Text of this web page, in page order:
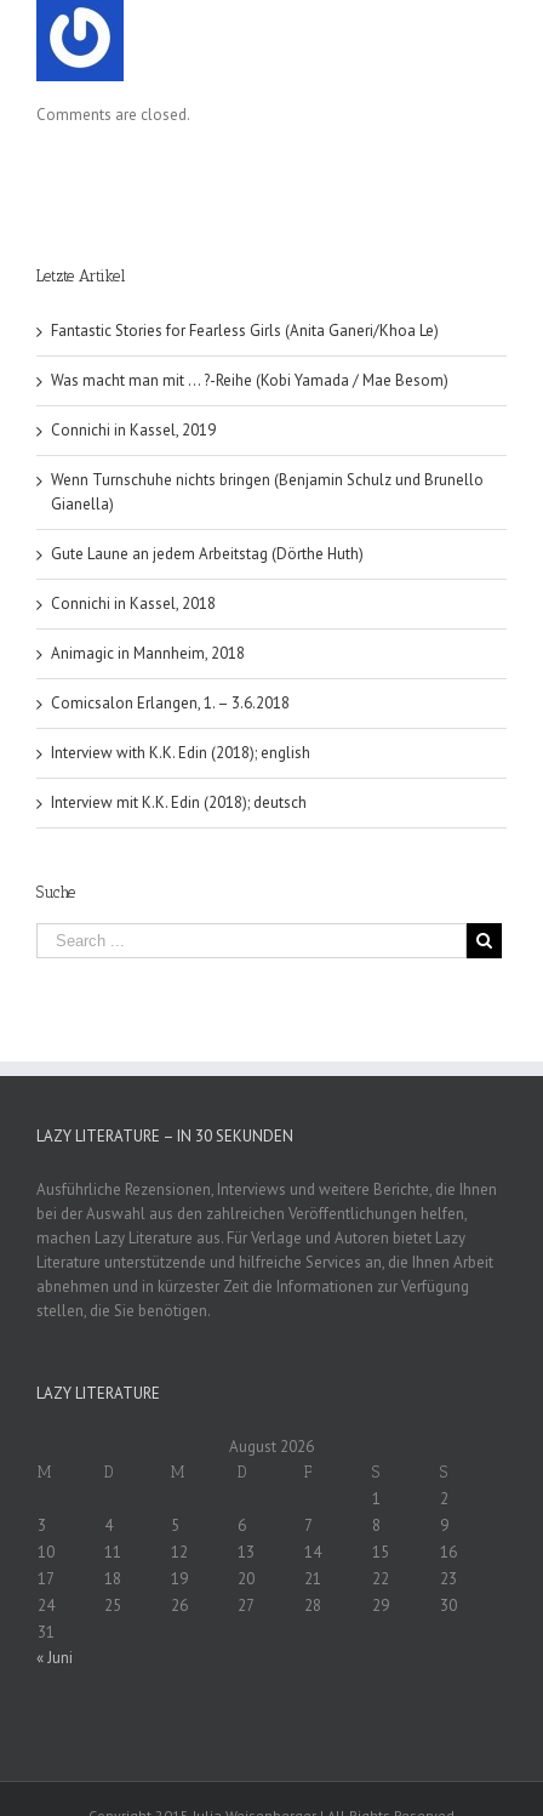
Comments are closed.
Letzte Artikel
Fantastic Stories for Fearless Girls (Anita Ganeri/Khoa Le)
Was macht man mit … ?-Reihe (Kobi Yamada / Mae Besom)
Connichi in Kassel, 2019
Wenn Turnschuhe nichts bringen (Benjamin Schulz und Brunello
Gianella)
Gute Laune an jedem Arbeitstag (Dörthe Huth)
Connichi in Kassel, 2018
Animagic in Mannheim, 2018
Comicsalon Erlangen, 1. – 3.6.2018
Interview with K.K. Edin (2018); english
Interview mit K.K. Edin (2018); deutsch
Suche
LAZY LITERATURE – IN 30 SEKUNDEN
Ausführliche Rezensionen, Interviews und weitere Berichte, die Ihnen
bei der Auswahl aus den zahlreichen Veröffentlichungen helfen,
machen Lazy Literature aus. Für Verlage und Autoren bietet Lazy
Literature unterstützende und hilfreiche Services an, die Ihnen Arbeit
abnehmen und in kürzester Zeit die Informationen zur Verfügung
stellen, die Sie benötigen.
LAZY LITERATURE
August 2026
M D M D F S S
1
2
3
4 5 6 7 8
9
10
11 12 13 14 15
16
17
18 19 20 21 22
23
24
25 26 27 28 29
30
31
« Juni